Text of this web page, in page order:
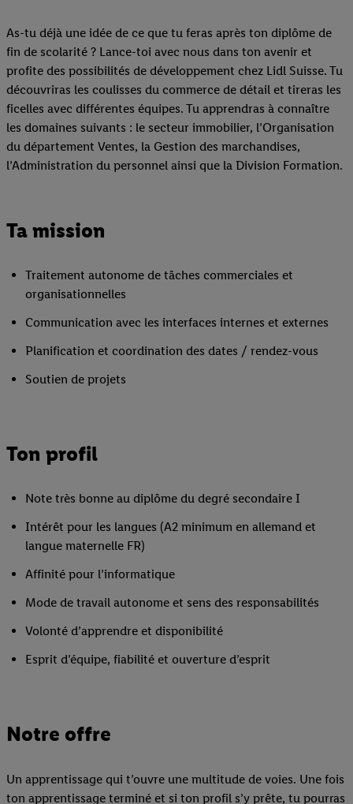
As-tu déjà une idée de ce que tu feras après ton diplôme de
fin de scolarité ? Lance-toi avec nous dans ton avenir et
profite des possibilités de développement chez Lidl Suisse. Tu
découvriras les coulisses du commerce de détail et tireras les
ficelles avec différentes équipes. Tu apprendras à connaître
les domaines suivants : le secteur immobilier, l’Organisation
du département Ventes, la Gestion des marchandises,
l’Administration du personnel ainsi que la Division Formation.
Ta mission
Traitement autonome de tâches commerciales et
organisationnelles
Communication avec les interfaces internes et externes
Planification et coordination des dates / rendez-vous
Soutien de projets
Ton profil
Note très bonne au diplôme du degré secondaire I
Intérêt pour les langues (A2 minimum en allemand et
langue maternelle FR)
Affinité pour l’informatique
Mode de travail autonome et sens des responsabilités
Volonté d’apprendre et disponibilité
Esprit d’équipe, fiabilité et ouverture d’esprit
Notre offre
Un apprentissage qui t’ouvre une multitude de voies. Une fois
ton apprentissage terminé et si ton profil s’y prête, tu pourras